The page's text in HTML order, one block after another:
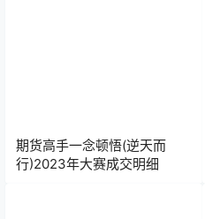
期货高手一念顿悟(逆天而
行)2023年大赛成交明细